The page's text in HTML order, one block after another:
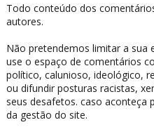
Todo conteúdo dos
autores.
Não pretendemos limitar a sua
use o espaço de comentários
político, calunioso, ideológico,
ou difundir posturas racistas,
seus desafetos. caso aconteça
da gestão do site.